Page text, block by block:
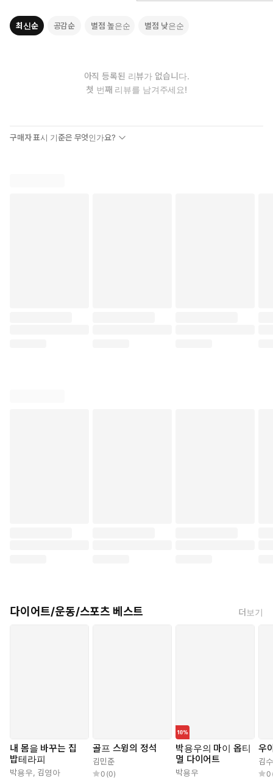
다. 골프 클럽의 개수가 몇 개인지, 골프화는 언제 신어야 하는지,
골프 연습장은 어떻게 이용해야 하는지 등 그야말로 기초 중의
초보 골퍼들을 위해 스윙의 기초부터 퍼팅까지 골프 레슨의 흐름
담감을 덜어 주고자 만화와 그림을 적절하게 배치하여 이해도를
높이고자 했다. 일반적인 사진으로는 구분이 쉽지 않은 골프 테크
최신순 공감순 별점 높은순 별점 낮은순
아직 등록된 리뷰가 없습니다.
첫 번째 리뷰를 남겨주세요!
구매자 표시 기준은 무엇인가요?
다이어트/운동/스포츠 베스트 더보기
내 몸을 바꾸는 집
밥테라피
박용우, 김영아
골프 스윙의 정석
김민준
0 (0)
박용우의 마이 옵티
멀 다이어트
박용우
우
김
0